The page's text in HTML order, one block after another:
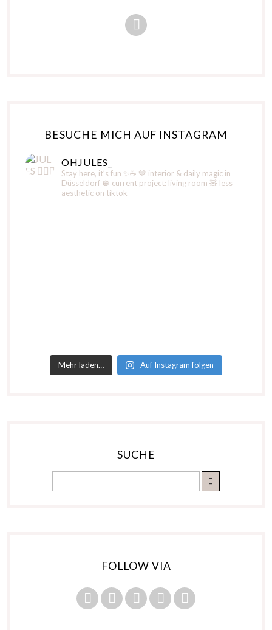
BESUCHE MICH AUF INSTAGRAM
OHJULES_
Stay here, it’s fun ✨☕️ 🤎 interior & daily magic in
Düsseldorf 🪩 current project: living room 🧸 less
aesthetic on tiktok
Mehr laden… Auf Instagram folgen
SUCHE
FOLLOW VIA